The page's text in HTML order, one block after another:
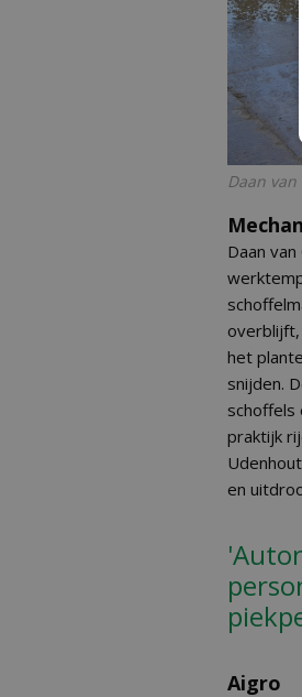
Daan van
Daan van
het
snijden.
schoffels
praktijk
en
Aigro